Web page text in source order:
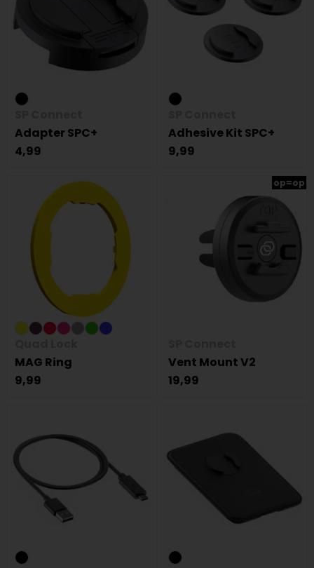
Adapter SPC+
4,99
Adhesive Kit SPC+
9,99
MAG Ring
9,99
op=op
Vent Mount V2
19,99